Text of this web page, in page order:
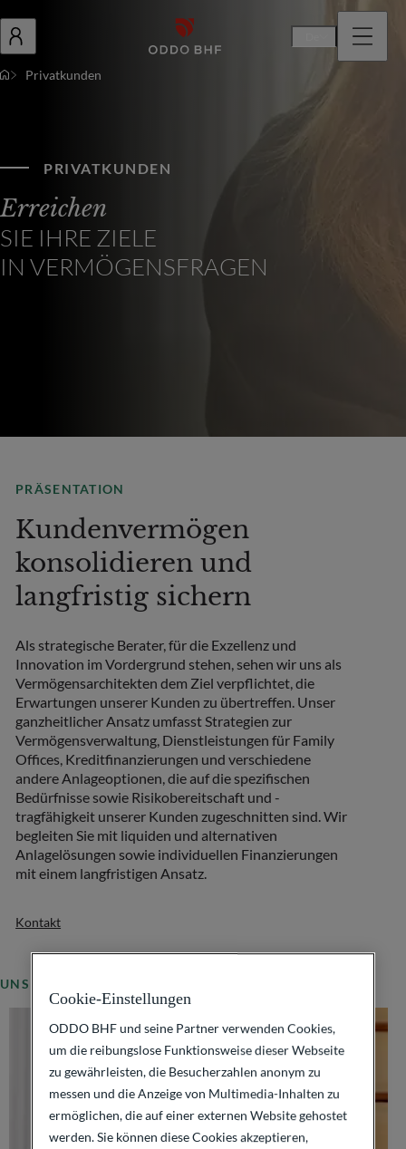
Privatkunden
PRIVATKUNDEN
Erreichen
SIE IHRE ZIELE
IN VERMÖGENSFRAGEN
PRÄSENTATION
Kundenvermögen
konsolidieren und
langfristig sichern
Als strategische Berater, für die Exzellenz und
Innovation im Vordergrund stehen, sehen wir uns als
Vermögensarchitekten dem Ziel verpflichtet, die
Erwartungen unserer Kunden zu übertreffen. Unser
ganzheitlicher Ansatz umfasst Strategien zur
Vermögensverwaltung, Dienstleistungen für Family
Offices, Kreditfinanzierungen und verschiedene
andere Anlageoptionen, die auf die spezifischen
Bedürfnisse sowie Risikobereitschaft und -
tragfähigkeit unserer Kunden zugeschnitten sind. Wir
begleiten Sie mit liquiden und alternativen
Anlagelösungen sowie individuellen Finanzierungen
mit einem langfristigen Ansatz.
Kontakt
UNSER ANGEBOT
Cookie-Einstellungen
ODDO BHF und seine Partner verwenden Cookies,
um die reibungslose Funktionsweise dieser Webseite
zu gewährleisten, die Besucherzahlen anonym zu
messen und die Anzeige von Multimedia-Inhalten zu
ermöglichen, die auf einer externen Website gehostet
werden. Sie können diese Cookies akzeptieren,